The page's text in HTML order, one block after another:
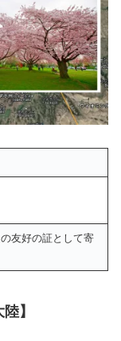
友好の証として寄
】